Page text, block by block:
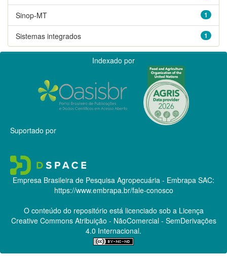
1
Sinop-MT
1
Sistemas integrados
Indexado por
Suportado por
Empresa Brasileira de Pesquisa Agropecuária - Embrapa SAC:
https://www.embrapa.br/fale-conosco
O conteúdo do repositório está licenciado sob a Licença
Creative CommonsAtribuição - NãoComercial - SemDerivações
4.0 Internacional.